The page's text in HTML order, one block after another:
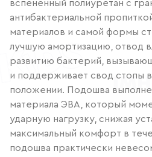
вспененный полиуретан с
антибактериальной
материалов и самой формы
лучшую амортизацию, отвод
развитию бактерий,
и поддерживает свод стопы
положении. Подошва
материала ЭВА, который
ударную нагрузку, снижая
максимальный комфорт в
подошва практически